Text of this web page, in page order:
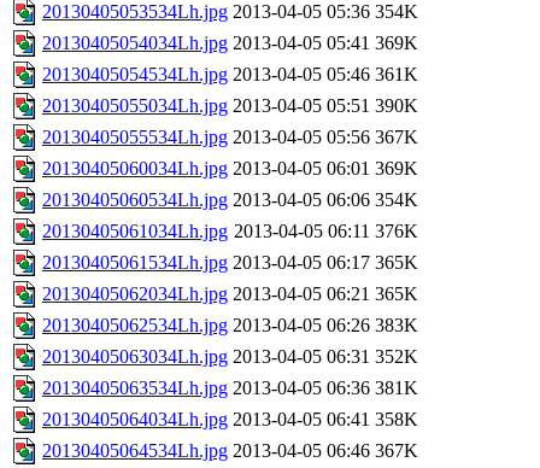
20130405053534Lh.jpg 2013-04-05 05:36 354K
20130405054034Lh.jpg 2013-04-05 05:41 369K
20130405054534Lh.jpg 2013-04-05 05:46 361K
20130405055034Lh.jpg 2013-04-05 05:51 390K
20130405055534Lh.jpg 2013-04-05 05:56 367K
20130405060034Lh.jpg 2013-04-05 06:01 369K
20130405060534Lh.jpg 2013-04-05 06:06 354K
20130405061034Lh.jpg 2013-04-05 06:11 376K
20130405061534Lh.jpg 2013-04-05 06:17 365K
20130405062034Lh.jpg 2013-04-05 06:21 365K
20130405062534Lh.jpg 2013-04-05 06:26 383K
20130405063034Lh.jpg 2013-04-05 06:31 352K
20130405063534Lh.jpg 2013-04-05 06:36 381K
20130405064034Lh.jpg 2013-04-05 06:41 358K
20130405064534Lh.jpg 2013-04-05 06:46 367K